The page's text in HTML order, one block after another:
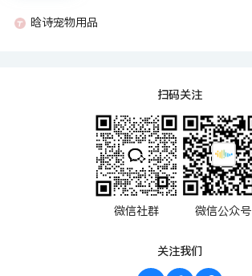
晗诗宠物用品
扫码关注
微信社群 微信公众号
关注我们